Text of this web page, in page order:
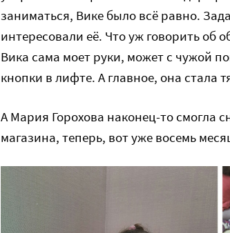
заниматься, Вике было всё равно.
интересовали её. Что уж говорить об
Вика сама моет руки, может с чужой
кнопки в лифте. А главное, она стала
А Мария Горохова наконец-то смогла
магазина, теперь, вот уже восемь